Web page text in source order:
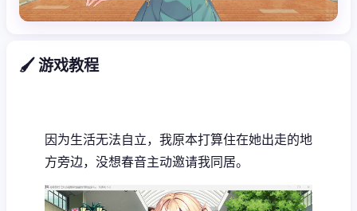
🖌️ 游戏教程
因为生活无法自立，我原本打算住在她出走的地
方旁边，没想春音主动邀请我同居。